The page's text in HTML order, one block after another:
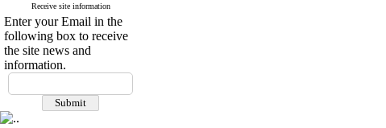
Receive site information
Enter your Email in the
following box to receive
the site news and
information.